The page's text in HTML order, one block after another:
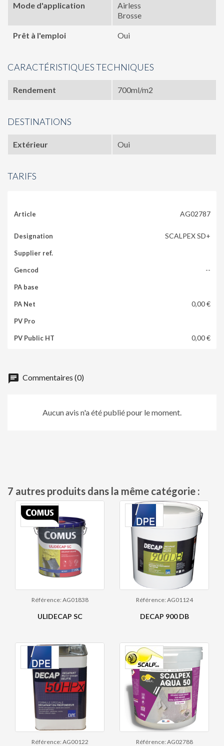
Mode d'application
Airless
Brosse
Prêt à l'emploi Oui
CARACTÉRISTIQUES TECHNIQUES
Rendement 700ml/m2
DESTINATIONS
Extérieur Oui
TARIFS
AG02787
SCALPEX SD+
--
0,00 €
0,00 €
chat Commentaires (0)
Aucun avis n'a été publié pour le moment.
7 autres produits dans la même catégorie :
Référence: AG01838
ULIDECAP SC
Référence: AG01124
DECAP 900 DB
Référence: AG00122 Référence: AG02788